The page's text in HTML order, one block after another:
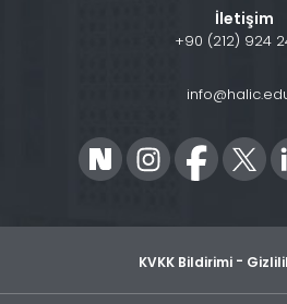
İletişim
+90 (212) 924
KVKK Bildirimi -